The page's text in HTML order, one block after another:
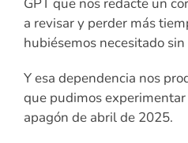
a revisar y perder más
hubiésemos necesitado
Y esa dependencia nos
que pudimos
apagón de abril de 2025.